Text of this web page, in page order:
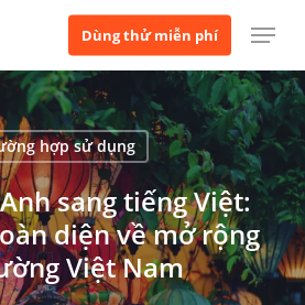
Dùng thử miễn phí Thực đơn
hợp sử dụng
sang tiếng Việt:
diện về mở rộng
Việt Nam